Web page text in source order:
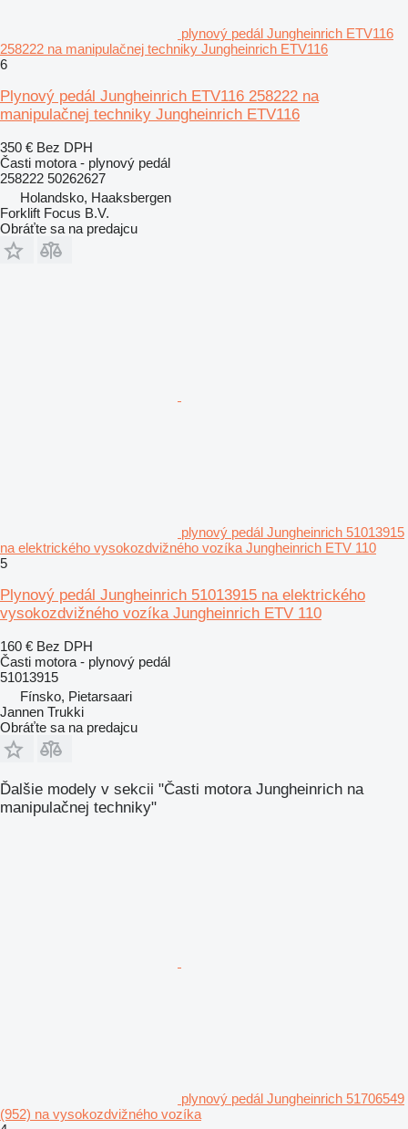
plynový pedál Jungheinrich ETV116
258222 na manipulačnej techniky Jungheinrich ETV116
6
Plynový pedál Jungheinrich ETV116 258222 na
manipulačnej techniky Jungheinrich ETV116
350 € Bez DPH
Časti motora - plynový pedál
258222 50262627
Holandsko, Haaksbergen
Forklift Focus B.V.
Obráťte sa na predajcu
plynový pedál Jungheinrich 51013915
na elektrického vysokozdvižného vozíka Jungheinrich ETV 110
5
Plynový pedál Jungheinrich 51013915 na elektrického
vysokozdvižného vozíka Jungheinrich ETV 110
160 € Bez DPH
Časti motora - plynový pedál
51013915
Fínsko, Pietarsaari
Jannen Trukki
Obráťte sa na predajcu
Ďalšie modely v sekcii "Časti motora Jungheinrich na
manipulačnej techniky"
plynový pedál Jungheinrich 51706549
(952) na vysokozdvižného vozíka